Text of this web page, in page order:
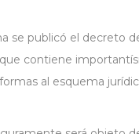
se publicó el decreto
contiene
al esquema